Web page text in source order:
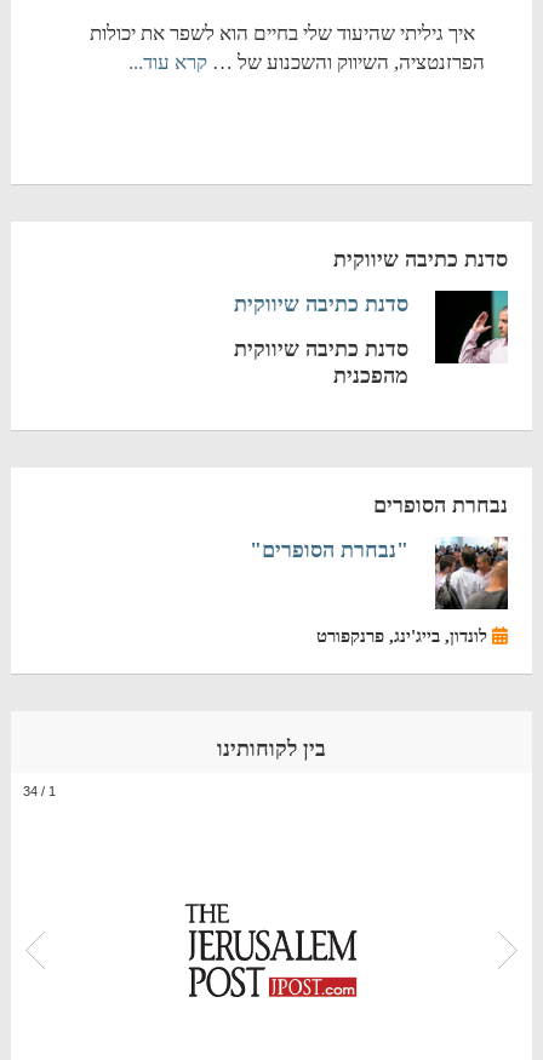
איך גיליתי שהיעוד שלי בחיים הוא לשפר את יכולות
הפרזנטציה, השיווק והשכנוע של … קרא עוד...
סדנת כתיבה שיווקית
סדנת כתיבה שיווקית
סדנת כתיבה שיווקית
מהפכנית
נבחרת הסופרים
"נבחרת הסופרים"
לונדון, בייג'ינג, פרנקפורט
בין לקוחותינו
1
/
34